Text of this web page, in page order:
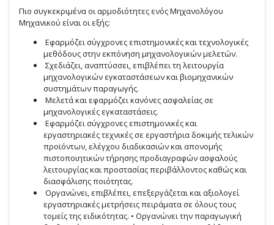
Πιο συγκεκριμένα οι αρμοδιότητες ενός Μηχανολόγου
Μηχανικού είναι οι εξής:
Εφαρμόζει σύγχρονες επιστημονικές και τεχνολογικές
μεθόδους στην εκπόνηση μηχανολογικών μελετών.
Σχεδιάζει, αναπτύσσει, επιβλέπει τη λειτουργία
μηχανολογικών εγκαταστάσεων και βιομηχανικών
συστημάτων παραγωγής.
Μελετά και εφαρμόζει κανόνες ασφαλείας σε
μηχανολογικές εγκαταστάσεις.
Εφαρμόζει σύγχρονες επιστημονικές και
εργαστηριακές τεχνικές σε εργαστήρια δοκιμής τελικών
προϊόντων, ελέγχου διαδικασιών και απονομής
πιστοποιητικών τήρησης προδιαγραφών ασφαλούς
λειτουργίας και προστασίας περιβάλλοντος καθώς και
διασφάλισης ποιότητας.
Οργανώνει, επιβλέπει, επεξεργάζεται και αξιολογεί
εργαστηριακές μετρήσεις πειράματα σε όλους τους
τομείς της ειδικότητας. • Οργανώνει την παραγωγική